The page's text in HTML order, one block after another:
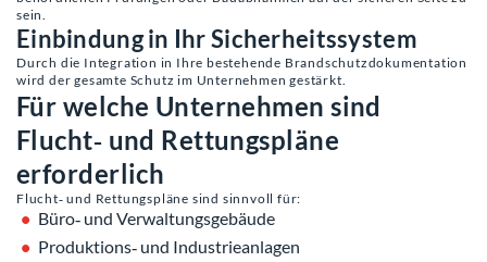
sein.
Einbindung in Ihr Sicherheitssystem
Durch die Integration in Ihre bestehende Brandschutzdokumentation
wird der gesamte Schutz im Unternehmen gestärkt.
Für welche Unternehmen sind
Flucht‑ und Rettungspläne
erforderlich
Flucht‑ und Rettungspläne sind sinnvoll für:
Büro‑ und Verwaltungsgebäude
Produktions‑ und Industrieanlagen